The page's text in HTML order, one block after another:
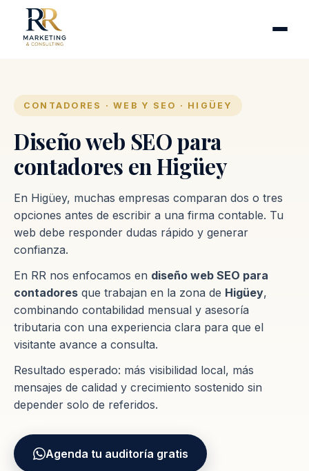
Industrias
Proceso
Contacto
CONTADORES · WEB Y SEO · HIGÜEY
Diseño web SEO para
contadores en Higüey
En Higüey, muchas empresas comparan dos o tres
opciones antes de escribir a una firma contable. Tu
web debe responder dudas rápido y generar
confianza.
En RR nos enfocamos en diseño web SEO para
contadores que trabajan en la zona de Higüey,
combinando contabilidad mensual y asesoría
tributaria con una experiencia clara para que el
visitante avance a consulta.
Resultado esperado: más visibilidad local, más
mensajes de calidad y crecimiento sostenido sin
depender solo de referidos.
Agenda tu auditoría gratis